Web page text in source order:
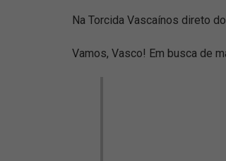
Na Torcida Vascaínos direto
Vamos, Vasco! Em busca de